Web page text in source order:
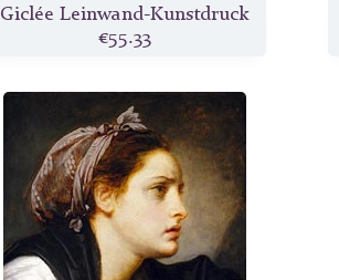
Giclée Leinwand-Kunstdruck
€55.33